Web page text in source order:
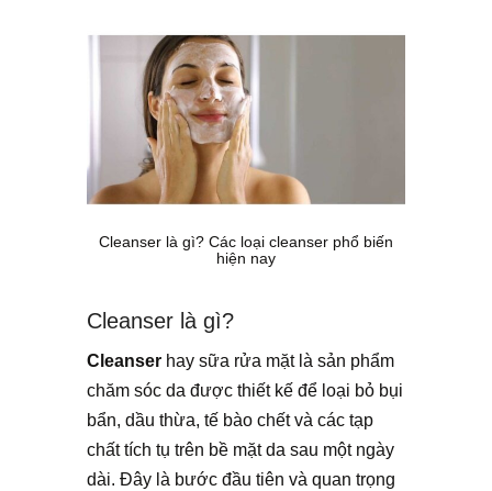
Cleanser là gì? Các loại cleanser phổ biến
hiện nay
Cleanser là gì?
Cleanser hay sữa rửa mặt là sản phẩm
chăm sóc da được thiết kế để loại bỏ bụi
bẩn, dầu thừa, tế bào chết và các tạp
chất tích tụ trên bề mặt da sau một ngày
dài. Đây là bước đầu tiên và quan trọng